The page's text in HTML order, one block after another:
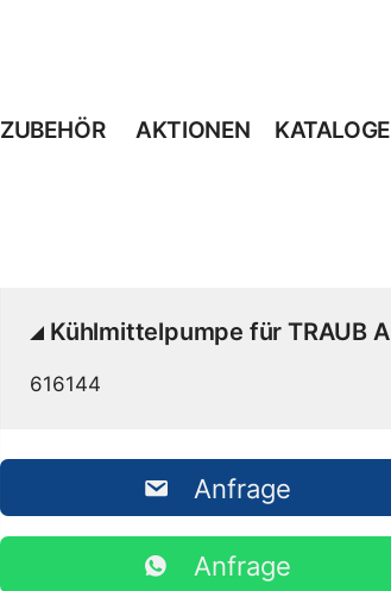
ZUBEHÖR AKTIONEN KATALOGE
Kühlmittelpumpe für TRAUB A
616144
Anfrage
Anfrage